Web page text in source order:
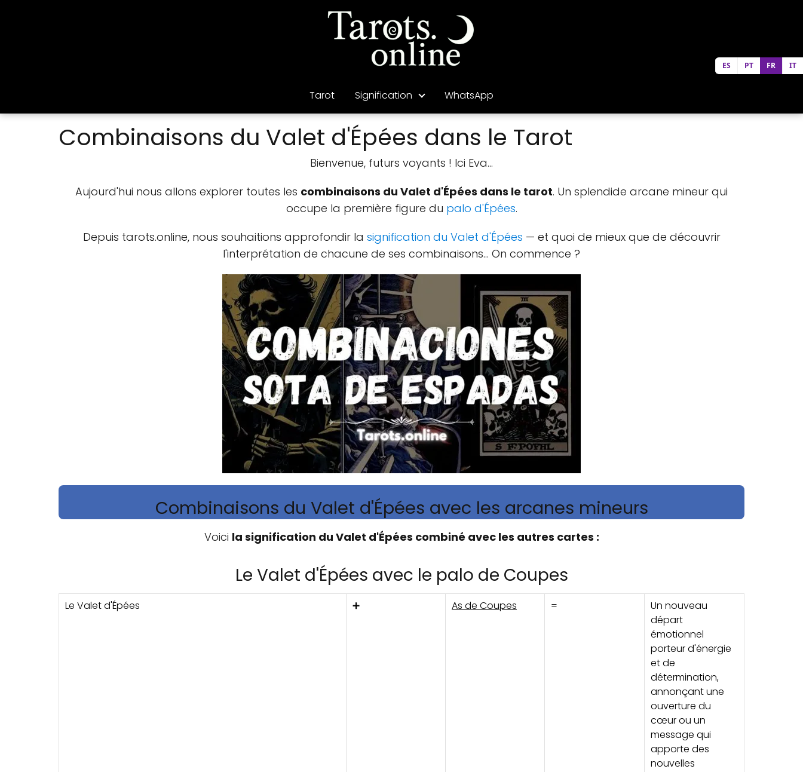
Tarot Signification WhatsApp
Combinaisons du Valet d'Épées dans le Tarot
Bienvenue, futurs voyants ! Ici Eva...
Aujourd'hui nous allons explorer toutes les combinaisons du Valet d'Épées dans le tarot. Un splendide arcane mineur qui
occupe la première figure du palo d'Épées.
Depuis tarots.online, nous souhaitions approfondir la signification du Valet d'Épées — et quoi de mieux que de découvrir
l'interprétation de chacune de ses combinaisons... On commence ?
Combinaisons du Valet d'Épées avec les arcanes mineurs
Voici la signification du Valet d'Épées combiné avec les autres cartes :
Le Valet d'Épées avec le palo de Coupes
Le Valet d'Épées ➕ As de Coupes =
Un nouveau
départ
émotionnel
porteur d'énergie
et de
détermination,
annonçant une
ouverture du
cœur ou un
message qui
apporte des
nouvelles
ES PT FR IT